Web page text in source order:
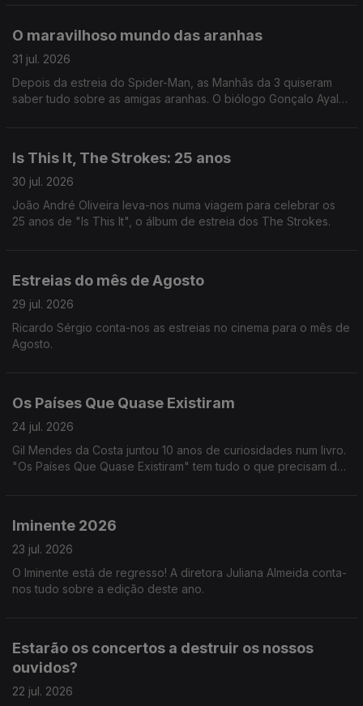
O maravilhoso mundo das aranhas
31 jul. 2026
Depois da estreia do Spider-Man, as Manhãs da 3 quiseram
saber tudo sobre as amigas aranhas. O biólogo Gonçalo Ayala
Is This It, The Strokes: 25 anos
30 jul. 2026
João André Oliveira leva-nos numa viagem para celebrar os
25 anos de "Is This It", o álbum de estreia dos The Strokes.
Estreias do mês de Agosto
29 jul. 2026
Ricardo Sérgio conta-nos as estreias no cinema para o mês de
Agosto.
Os Países Que Quase Existiram
24 jul. 2026
Gil Mendes da Costa juntou 10 anos de curiosidades num livro.
"Os Países Que Quase Existiram" tem tudo o que precisam de
Iminente 2026
23 jul. 2026
O Iminente está de regresso! A diretora Juliana Almeida conta-
nos tudo sobre a edição deste ano.
Estarão os concertos a destruir os nossos
ouvidos?
22 jul. 2026